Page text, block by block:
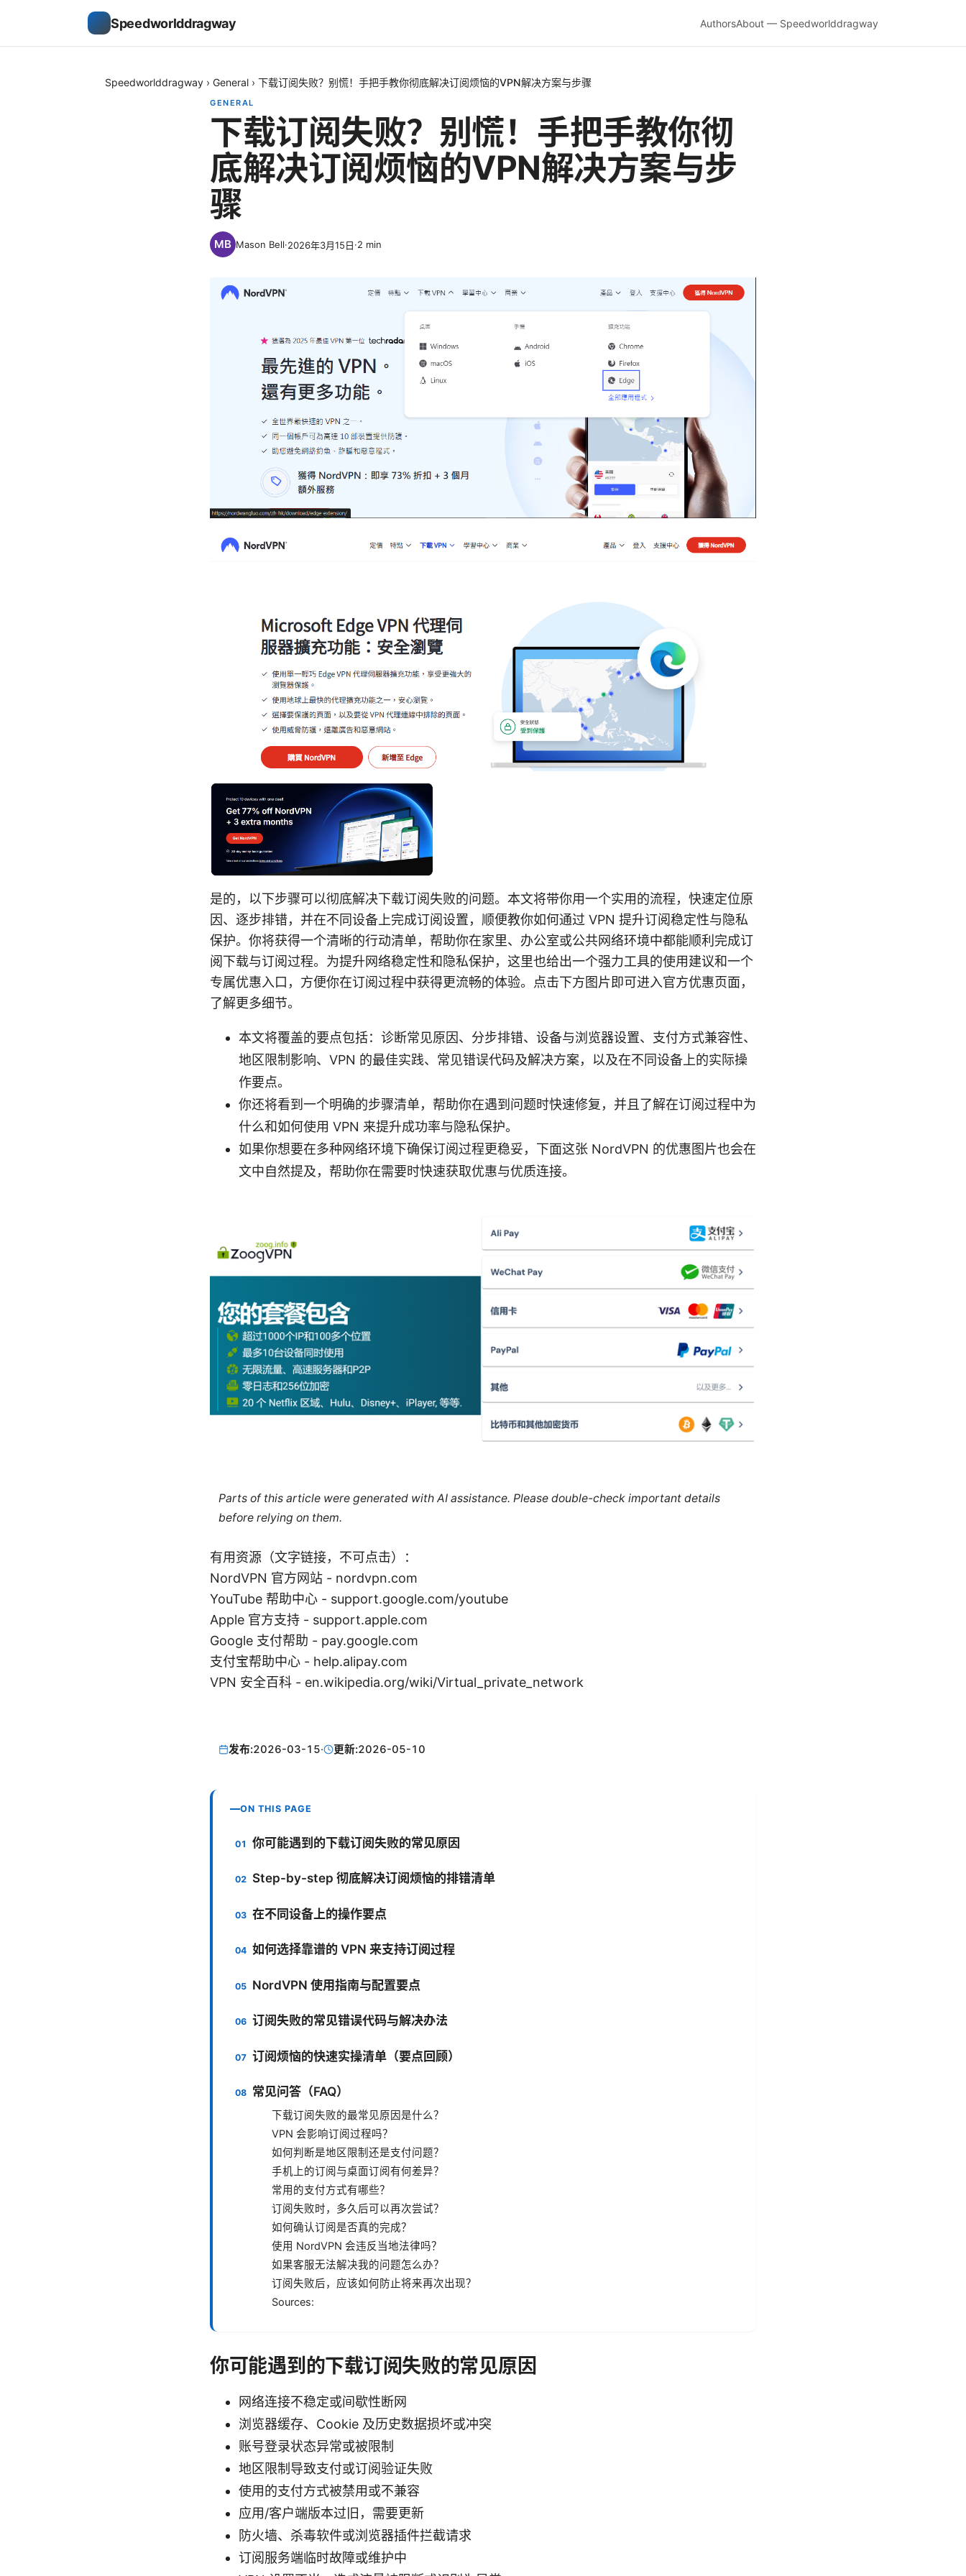
Speedworlddragway AuthorsAbout — Speedworlddragway
Speedworlddragway › General › 下载订阅失败？别慌！手把手教你彻底解决订阅烦恼的VPN解决方案与步骤
GENERAL
下载订阅失败？别慌！手把手教你彻
底解决订阅烦恼的VPN解决方案与步
骤
Mason Bell·2026年3月15日·2 min
是的，以下步骤可以彻底解决下载订阅失败的问题。本文将带你用一个实用的流程，快速定位原
因、逐步排错，并在不同设备上完成订阅设置，顺便教你如何通过 VPN 提升订阅稳定性与隐私
保护。你将获得一个清晰的行动清单，帮助你在家里、办公室或公共网络环境中都能顺利完成订
阅下载与订阅过程。为提升网络稳定性和隐私保护，这里也给出一个强力工具的使用建议和一个
专属优惠入口，方便你在订阅过程中获得更流畅的体验。点击下方图片即可进入官方优惠页面，
了解更多细节。
本文将覆盖的要点包括：诊断常见原因、分步排错、设备与浏览器设置、支付方式兼容性、
地区限制影响、VPN 的最佳实践、常见错误代码及解决方案，以及在不同设备上的实际操
作要点。
你还将看到一个明确的步骤清单，帮助你在遇到问题时快速修复，并且了解在订阅过程中为
什么和如何使用 VPN 来提升成功率与隐私保护。
如果你想要在多种网络环境下确保订阅过程更稳妥，下面这张 NordVPN 的优惠图片也会在
文中自然提及，帮助你在需要时快速获取优惠与优质连接。
Parts of this article were generated with AI assistance. Please double-check important details
before relying on them.
有用资源（文字链接，不可点击）：
NordVPN 官方网站 - nordvpn.com
YouTube 帮助中心 - support.google.com/youtube
Apple 官方支持 - support.apple.com
Google 支付帮助 - pay.google.com
支付宝帮助中心 - help.alipay.com
VPN 安全百科 - en.wikipedia.org/wiki/Virtual_private_network
发布:2026-03-15· 更新:2026-05-10
ON THIS PAGE
你可能遇到的下载订阅失败的常见原因
Step-by-step 彻底解决订阅烦恼的排错清单
在不同设备上的操作要点
如何选择靠谱的 VPN 来支持订阅过程
NordVPN 使用指南与配置要点
订阅失败的常见错误代码与解决办法
订阅烦恼的快速实操清单（要点回顾）
常见问答（FAQ）
下载订阅失败的最常见原因是什么？
VPN 会影响订阅过程吗？
如何判断是地区限制还是支付问题？
手机上的订阅与桌面订阅有何差异？
常用的支付方式有哪些？
订阅失败时，多久后可以再次尝试？
如何确认订阅是否真的完成？
使用 NordVPN 会违反当地法律吗？
如果客服无法解决我的问题怎么办？
订阅失败后，应该如何防止将来再次出现？
Sources:
你可能遇到的下载订阅失败的常见原因
网络连接不稳定或间歇性断网
浏览器缓存、Cookie 及历史数据损坏或冲突
账号登录状态异常或被限制
地区限制导致支付或订阅验证失败
使用的支付方式被禁用或不兼容
应用/客户端版本过旧，需要更新
防火墙、杀毒软件或浏览器插件拦截请求
订阅服务端临时故障或维护中